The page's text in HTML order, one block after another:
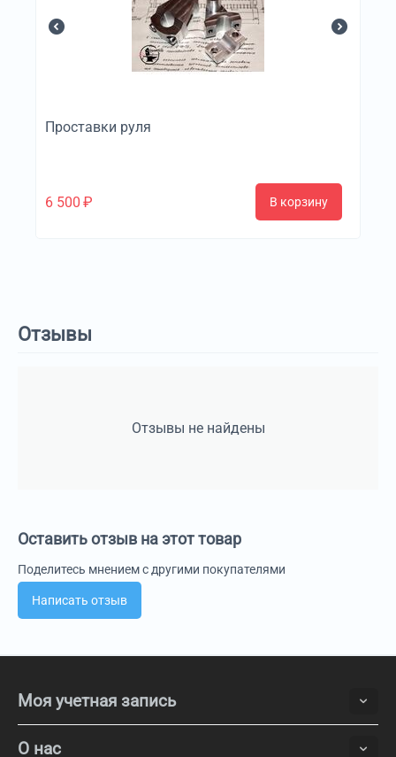
Проставки руля
6 500 ₽ В корзину
Отзывы
Отзывы не найдены
Оставить отзыв на этот товар
Поделитесь мнением с другими покупателями
Написать отзыв
Моя учетная запись
О нас